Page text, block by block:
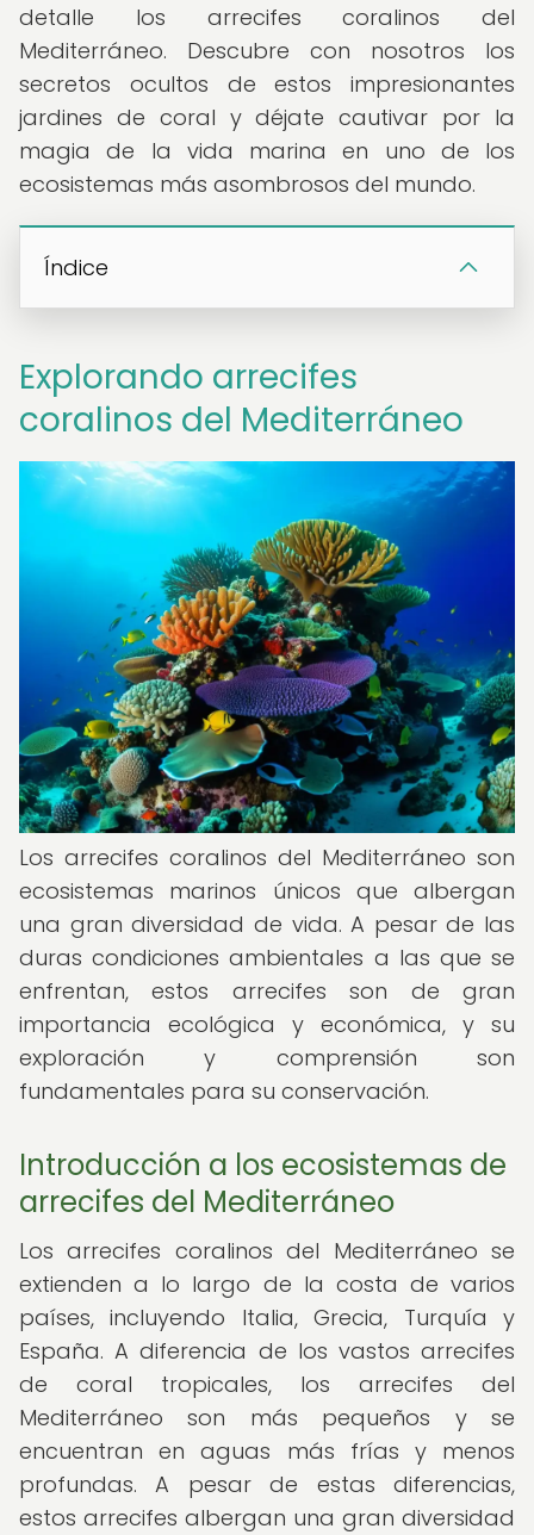
detalle los arrecifes coralinos del
Mediterráneo. Descubre con nosotros los
secretos ocultos de estos impresionantes
jardines de coral y déjate cautivar por la
magia de la vida marina en uno de los
ecosistemas más asombrosos del mundo.
Índice
Explorando arrecifes
coralinos del Mediterráneo
Los arrecifes coralinos del Mediterráneo son
ecosistemas marinos únicos que albergan
una gran diversidad de vida. A pesar de las
duras condiciones ambientales a las que se
enfrentan, estos arrecifes son de gran
importancia ecológica y económica, y su
exploración y comprensión son
fundamentales para su conservación.
Introducción a los ecosistemas de
arrecifes del Mediterráneo
Los arrecifes coralinos del Mediterráneo se
extienden a lo largo de la costa de varios
países, incluyendo Italia, Grecia, Turquía y
España. A diferencia de los vastos arrecifes
de coral tropicales, los arrecifes del
Mediterráneo son más pequeños y se
encuentran en aguas más frías y menos
profundas. A pesar de estas diferencias,
estos arrecifes albergan una gran diversidad